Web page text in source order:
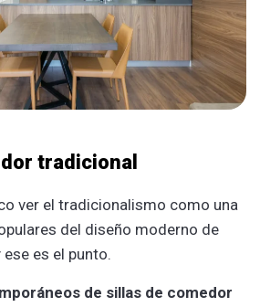
tradicional
ver el tradicionalismo como una
del diseño moderno de
es el punto.
de sillas de comedor